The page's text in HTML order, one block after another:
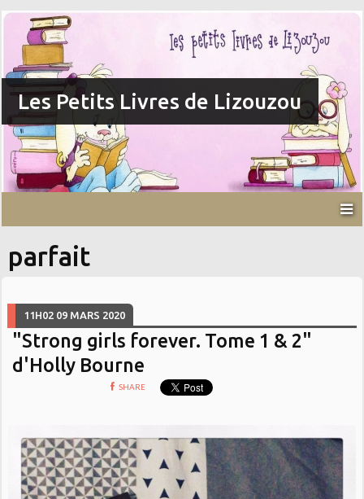
Les Petits Livres de Lizouzou
parfait
11H02 09 MARS 2020
"Strong girls forever. Tome 1 & 2"
d'Holly Bourne
SHARE